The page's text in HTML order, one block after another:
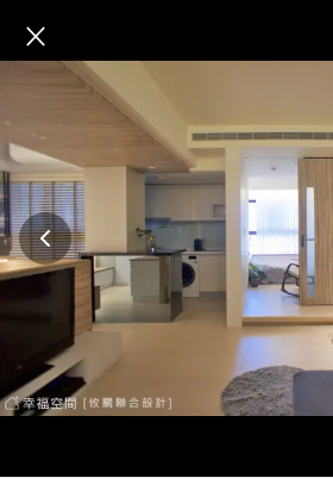
低調沉穩 恬靜棲居|
×